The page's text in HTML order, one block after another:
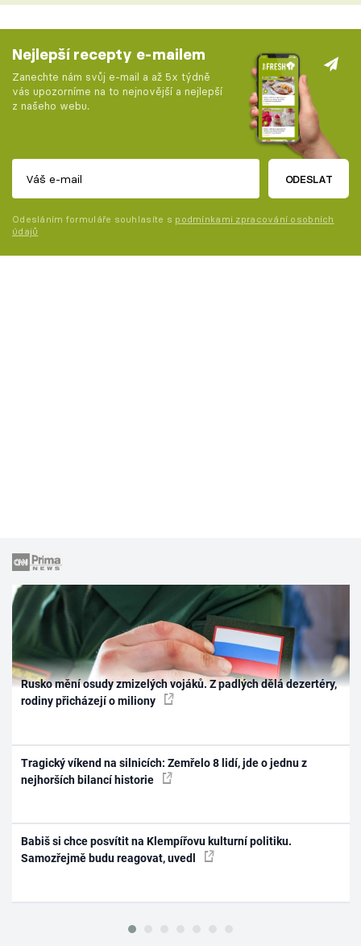
Nejlepší recepty e-mailem
Zanechte nám svůj e-mail a až 5x týdně
vás upozorníme na to nejnovější a nejlepší
z našeho webu.
ODESLAT
Odesláním formuláře souhlasíte s podmínkami zpracování osobních
údajů
Rusko mění osudy zmizelých vojáků. Z padlých dělá dezertéry,
rodiny přicházejí o miliony
Tragický víkend na silnicích: Zemřelo 8 lidí, jde o jednu z
nejhorších bilancí historie
Babiš si chce posvítit na Klempířovu kulturní politiku.
Samozřejmě budu reagovat, uvedl